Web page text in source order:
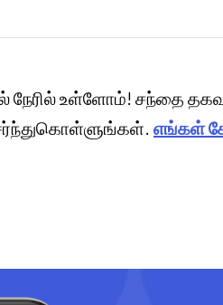
நேரில் உள்ளோம்! சந்தை
எங்கள்